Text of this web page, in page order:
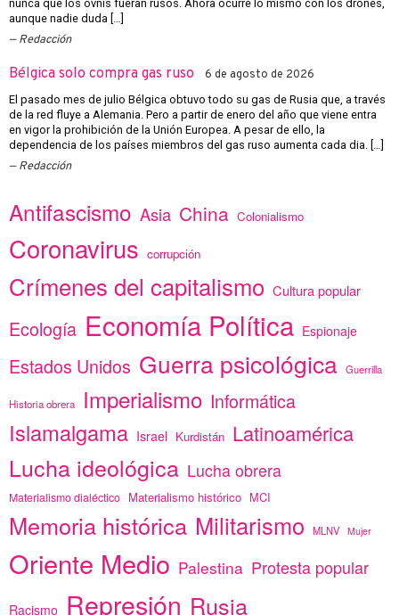
nunca que los ovnis fueran rusos. Ahora ocurre lo mismo con los drones,
aunque nadie duda […]
Redacción
Bélgica solo compra gas ruso 6 de agosto de 2026
El pasado mes de julio Bélgica obtuvo todo su gas de Rusia que, a través
de la red fluye a Alemania. Pero a partir de enero del año que viene entra
en vigor la prohibición de la Unión Europea. A pesar de ello, la
dependencia de los países miembros del gas ruso aumenta cada dia. […]
Redacción
Antifascismo Asia China Colonialismo
Coronavirus corrupción
Crímenes del capitalismo Cultura popular
Ecología Economía Política Espionaje
Estados Unidos Guerra psicológica Guerrilla
Historia obrera Imperialismo Informática
Islamalgama Israel Kurdistán Latinoamérica
Lucha ideológica Lucha obrera
Materialismo dialéctico Materialismo histórico MCI
Memoria histórica Militarismo MLNV Mujer
Oriente Medio Palestina Protesta popular
Racismo Represión Rusia